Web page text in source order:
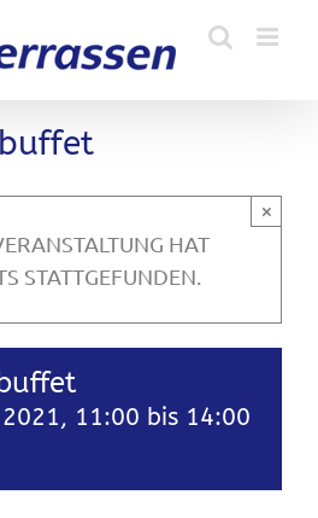
HAT
STATTGEFUNDEN.
×
11:00 bis 14:00